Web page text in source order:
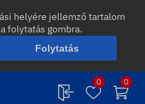
helyére jellemző tartalom
folytatás gombra.
Folytatás
0 0